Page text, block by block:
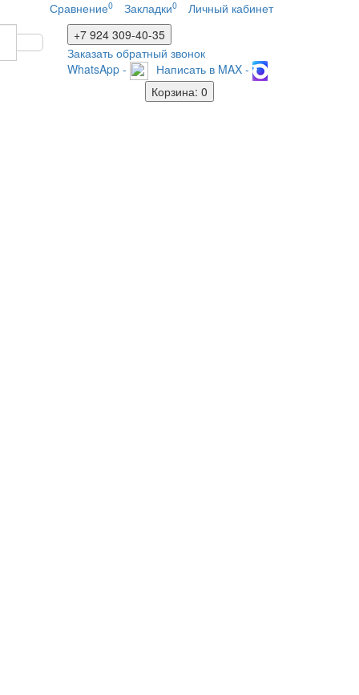
Сравнение0 Закладки0 Личный кабинет
+7 924 309-40-35
Заказать обратный звонок
WhatsApp -
Написать в MAX -
Корзина: 0